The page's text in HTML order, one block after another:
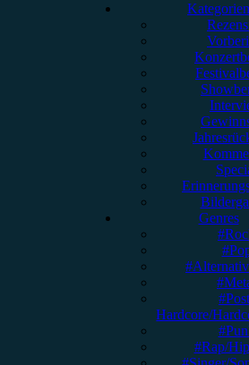
Kategorien
Genres
Hardcore/
#Rap/